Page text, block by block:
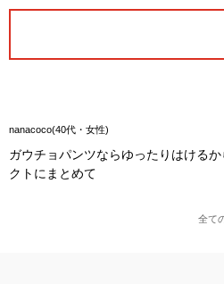
nanacoco(40代・女性)
ガウチョパンツならゆったりはける
クトにまとめて
全て